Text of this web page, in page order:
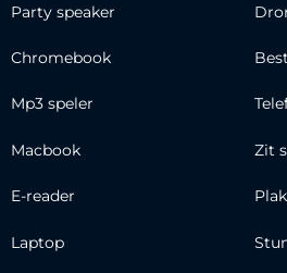
Party speaker
Chromebook
Mp3 speler
Macbook
E-reader
Laptop
Zit